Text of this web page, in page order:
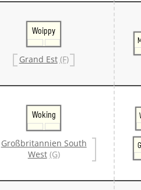
Woippy
Grand Est (F)
Woking
Großbritannien South
West (G)